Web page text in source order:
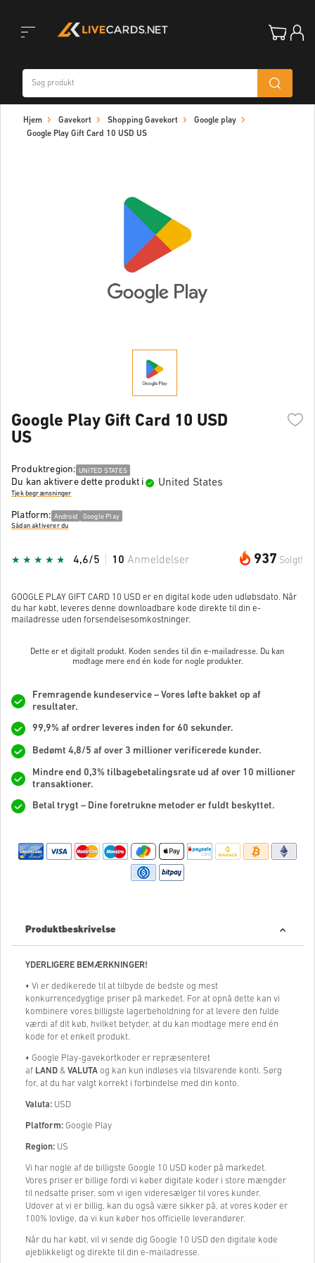
navigation
Hjem Gavekort Shopping Gavekort
Google play
Google Play Gift Card 10 USD US
Google Play Gift Card 10 USD
US
Produktregion: UNITED STATES
Du kan aktivere dette produkt i United States
Tjek begrænsninger
Platform: Android
Google Play
Sådan aktiverer du
937 Solgt!
4,6/5 10 Anmeldelser
GOOGLE PLAY GIFT CARD 10 USD er en digital kode uden udløbsdato. Når
du har købt, leveres denne downloadbare kode direkte til din e-
mailadresse uden forsendelsesomkostninger.
Dette er et digitalt produkt. Koden sendes til din e-mailadresse. Du kan
modtage mere end én kode for nogle produkter.
Fremragende kundeservice – Vores løfte bakket op af
resultater.
99,9% af ordrer leveres inden for 60 sekunder.
Bedømt 4,8/5 af over 3 millioner verificerede kunder.
Mindre end 0,3% tilbagebetalingsrate ud af over 10 millioner
transaktioner.
Betal trygt – Dine foretrukne metoder er fuldt beskyttet.
Produktbeskrivelse
YDERLIGERE BEMÆRKNINGER!
• Vi er dedikerede til at tilbyde de bedste og mest
konkurrencedygtige priser på markedet. For at opnå dette kan vi
kombinere vores billigste lagerbeholdning for at levere den fulde
værdi af dit køb, hvilket betyder, at du kan modtage mere end én
kode for et enkelt produkt.
• Google Play-gavekortkoder er repræsenteret
af LAND & VALUTA og kan kun indløses via tilsvarende konti. Sørg
for, at du har valgt korrekt i forbindelse med din konto.
Valuta: USD
Platform: Google Play
Region: US
Vi har nogle af de billigste Google 10 USD koder på markedet.
Vores priser er billige fordi vi køber digitale koder i store mængder
til nedsatte priser, som vi igen videresælger til vores kunder.
Udover at vi er billig, kan du også være sikker på, at vores koder er
100% lovlige, da vi kun køber hos officielle leverandører.
Når du har købt, vil vi sende dig Google 10 USD den digitale kode
øjeblikkeligt og direkte til din e-mailadresse.